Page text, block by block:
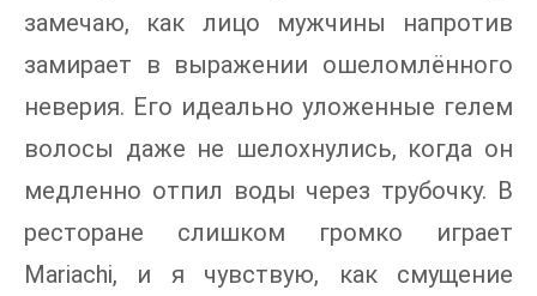
замечаю, как лицо мужчины напротив
замирает в выражении ошеломлённого
неверия. Его идеально уложенные гелем
волосы даже не шелохнулись, когда он
медленно отпил воды через трубочку. В
ресторане слишком громко играет
Mariachi, и я чувствую, как смущение